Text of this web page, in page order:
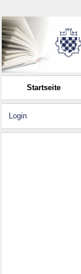
Startseite
Login